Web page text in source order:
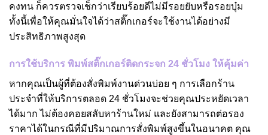
คงทน ก็ควรตรวจเช็กว่าเรียบร้อยดีไม่มีรอยยับหรือรอยบุ๋ม
ทั้งนี้เพื่อให้คุณมั่นใจได้ว่าสติ๊กเกอร์จะใช้งานได้อย่างมี
ประสิทธิภาพสูงสุด
การใช้บริการ พิมพ์สติ๊กเกอร์ติดกระจก 24 ชั่วโมง ให้คุ้มค่า
หากคุณเป็นผู้ที่ต้องสั่งพิมพ์งานด่วนบ่อย ๆ การเลือกร้าน
ประจำที่ให้บริการตลอด 24 ชั่วโมงจะช่วยคุณประหยัดเวลา
ได้มาก ไม่ต้องคอยสลับหาร้านใหม่ และยังสามารถต่อรอง
ราคาได้ในกรณีที่มีปริมาณการสั่งพิมพ์สูงขึ้นในอนาคต คุณ